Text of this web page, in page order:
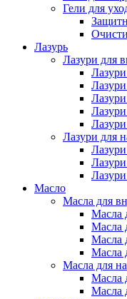
Гели для
Лазурь
Лазури для
Лазури для
Масло
Масла для
Масла
Масла
Масла
Масла
Масла для
Масла
Масла